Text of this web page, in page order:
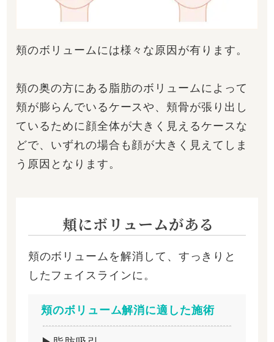
頬のボリュームには様々な原因が有ります。
頬の奥の方にある脂肪のボリュームによって
頬が膨らんでいるケースや、頬骨が張り出し
ているために顔全体が大きく見えるケースな
どで、いずれの場合も顔が大きく見えてしま
う原因となります。
頬にボリュームがある
頬のボリュームを解消して、すっきりと
したフェイスラインに。
頬のボリューム解消に適した施術